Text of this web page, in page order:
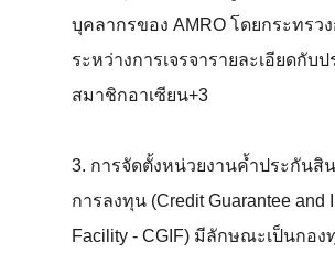
บุคลากรของ AMRO โดยกระทรว
ระหว่างการเจรจารายละเอียดกับป
สมาชิกอาเซียน+3
3. การจัดตั้งหน่วยงานค้ำประกันสิ
การลงทุน (Credit Guarantee and
Facility - CGIF) มีลักษณะเป็นกอ